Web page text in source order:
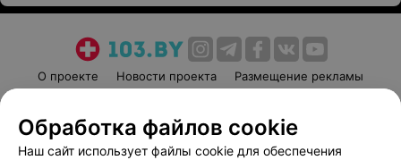
О проекте Новости проекта
Размещение рекламы
Пользовательское соглашение
Способы оплаты
Вакансии
Партнеры
Обработка файлов cookie
Наш сайт использует файлы cookie для обеспечения